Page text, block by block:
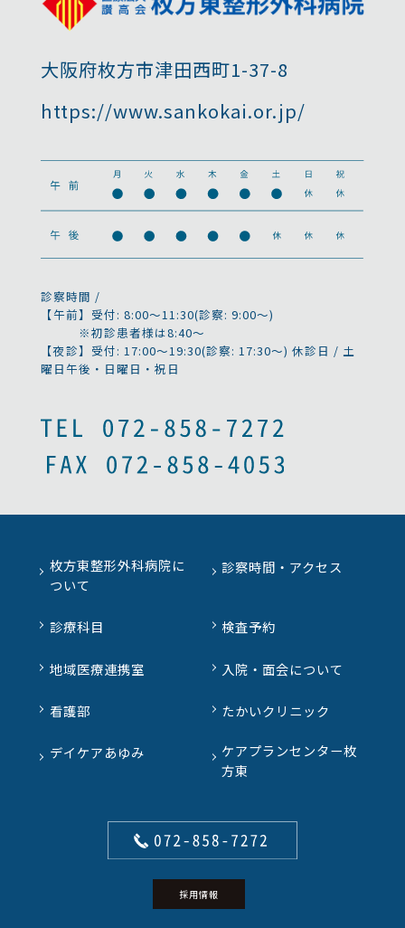
大阪府枚方市津田西町1-37-8
https://www.sankokai.or.jp/
診察時間 /
【午前】受付: 8:00～11:30(診察: 9:00～)
※初診患者様は8:40～
【夜診】受付: 17:00～19:30(診察: 17:30～) 休診日 / 土
曜日午後・日曜日・祝日
枚方東整形外科病院に
ついて
診察時間・アクセス
診療科目 検査予約
地域医療連携室 入院・面会について
看護部 たかいクリニック
デイケアあゆみ
ケアプランセンター枚
方東
採用情報